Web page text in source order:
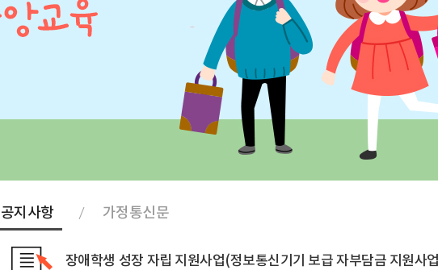
공지사항
장애학생 성장 자립 지원사업(정보통신기기 보급 자부담금 지원사
가정통신문